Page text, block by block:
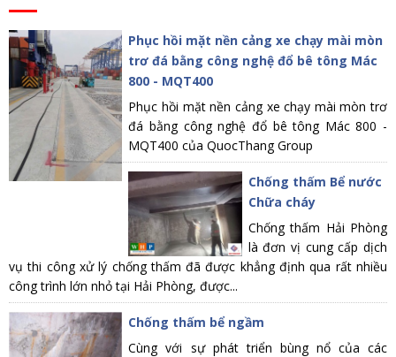
Phục hồi mặt nền cảng xe chạy mài mòn
trơ đá bằng công nghệ đổ bê tông Mác
800 - MQT400
Phục hồi mặt nền cảng xe chạy mài mòn trơ
đá bằng công nghệ đổ bê tông Mác 800 -
MQT400 của QuocThang Group
Chống thấm Bể nước
Chữa cháy
Chống thấm Hải Phòng
là đơn vị cung cấp dịch
vụ thi công xử lý chống thấm đã được khẳng định qua rất nhiều
công trình lớn nhỏ tại Hải Phòng, được...
Chống thấm bể ngầm
Cùng với sự phát triển bùng nổ của các